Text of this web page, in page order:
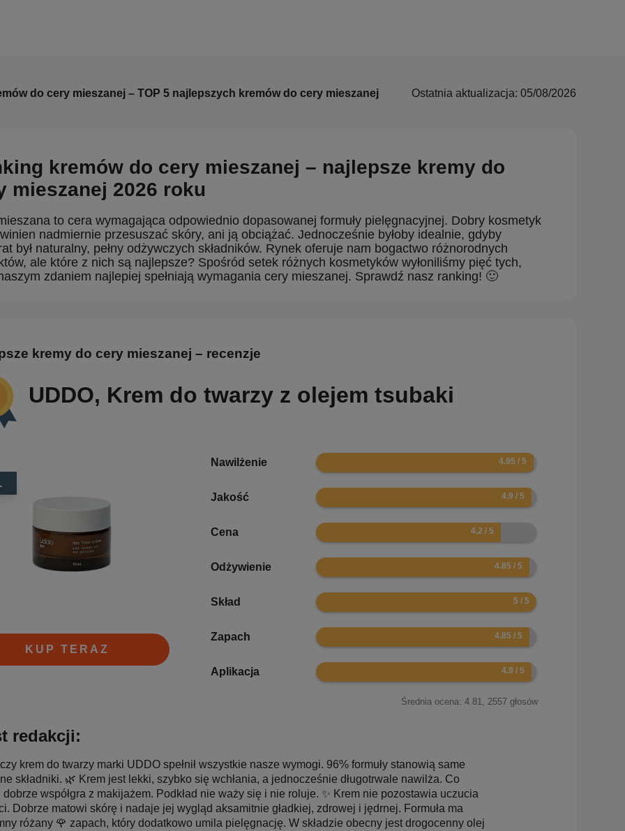
do cery mieszanej – TOP 5 najlepszych kremów do cery mieszanej Ostatnia aktualizacja: 05/08/2026
kremów do cery mieszanej – najlepsze kremy do
mieszanej 2026 roku
to cera wymagająca odpowiednio dopasowanej formuły pielęgnacyjnej. Dobry kosmetyk
nadmiernie przesuszać skóry, ani ją obciążać. Jednocześnie byłoby idealnie, gdyby
był naturalny, pełny odżywczych składników. Rynek oferuje nam bogactwo różnorodnych
ale które z nich są najlepsze? Spośród setek różnych kosmetyków wyłoniliśmy pięć tych,
zdaniem najlepiej spełniają wymagania cery mieszanej. Sprawdź nasz ranking! 🙂
kremy do cery mieszanej – recenzje
UDDO, Krem do twarzy z olejem tsubaki
KUP TERAZ
Nawilżenie 9.9
Jakość 9.8
Cena 8.4
Odżywienie 9.7
Skład 10
Zapach 9.7
Aplikacja 9.8
Średnia ocena: 4.81, 2557głosów
redakcji:
krem do twarzy marki UDDO spełnił wszystkie nasze wymogi. 96% formuły stanowią same
składniki. 🌿 Krem jest lekki, szybko się wchłania, a jednocześnie długotrwale nawilża. Co
współgra z makijażem. Podkład nie waży się i nie roluje. ✨ Krem nie pozostawia uczucia
Dobrze matowi skórę i nadaje jej wygląd aksamitnie gładkiej, zdrowej i jędrnej. Formuła ma
różany 🌹 zapach, który dodatkowo umila pielęgnację. W składzie obecny jest drogocenny olej